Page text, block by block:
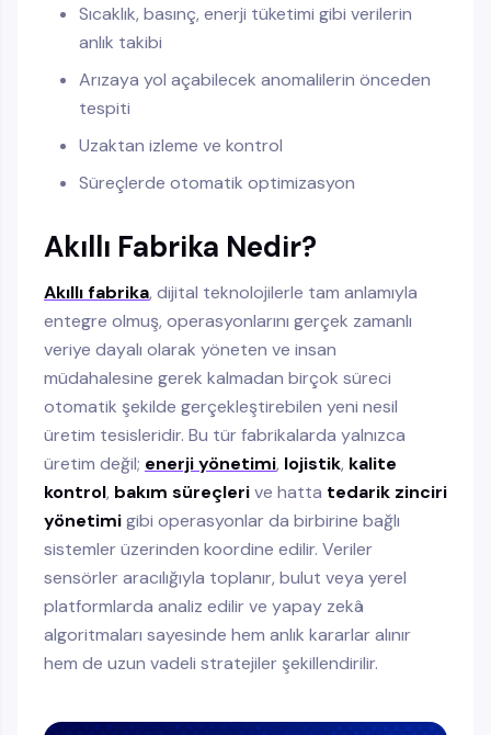
Sıcaklık, basınç, enerji tüketimi gibi verilerin
anlık takibi
Arızaya yol açabilecek anomalilerin önceden
tespiti
Uzaktan izleme ve kontrol
Süreçlerde otomatik optimizasyon
Akıllı Fabrika Nedir?
Akıllı fabrika, dijital teknolojilerle tam anlamıyla
entegre olmuş, operasyonlarını gerçek zamanlı
veriye dayalı olarak yöneten ve insan
müdahalesine gerek kalmadan birçok süreci
otomatik şekilde gerçekleştirebilen yeni nesil
üretim tesisleridir. Bu tür fabrikalarda yalnızca
üretim değil; enerji yönetimi, lojistik, kalite
kontrol, bakım süreçlerive hatta tedarik zinciri
yönetimigibi operasyonlar da birbirine bağlı
sistemler üzerinden koordine edilir. Veriler
sensörler aracılığıyla toplanır, bulut veya yerel
platformlarda analiz edilir ve yapay zekâ
algoritmaları sayesinde hem anlık kararlar alınır
hem de uzun vadeli stratejiler şekillendirilir.